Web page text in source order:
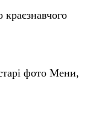
фото Мени,